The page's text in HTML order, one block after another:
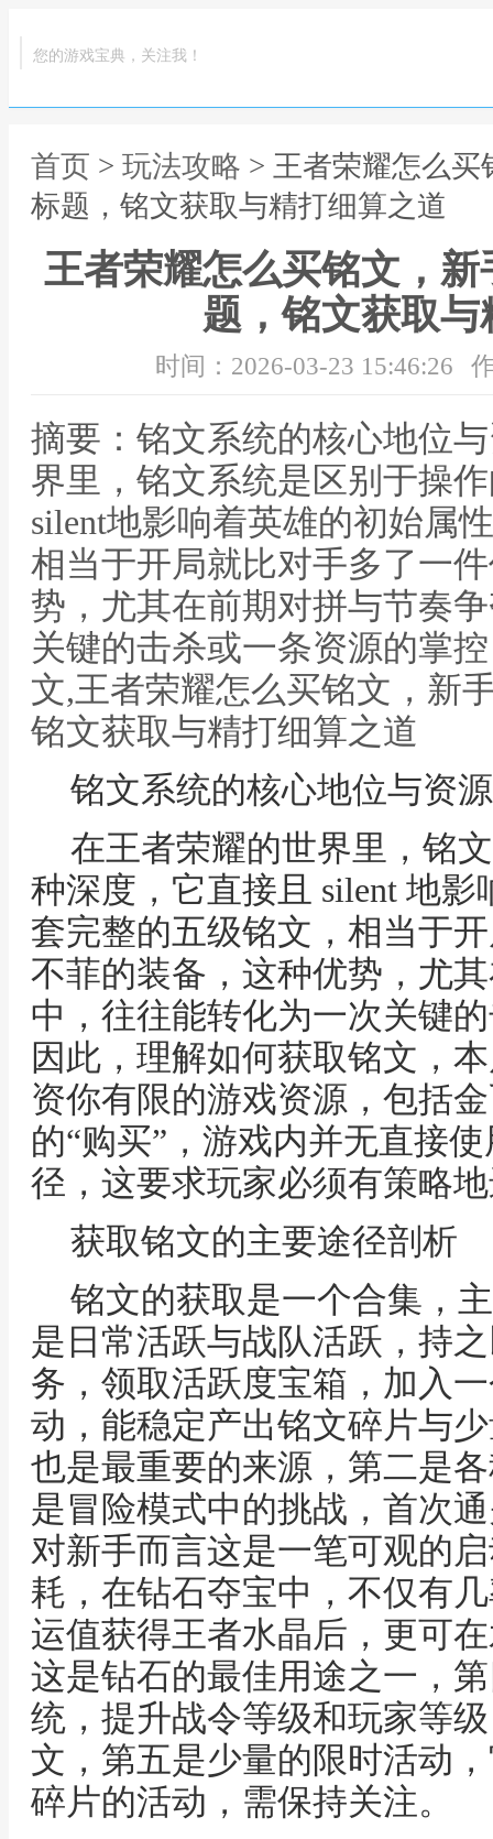
您的游戏宝典，关注我！
首页 > 玩法攻略 > 王者荣耀怎么
标题，铭文获取与精打细算之道
王者荣耀怎么买铭文，
题，铭文获取
时间：2026-03-23 15:46:26
摘要：铭文系统的核心地位
界里，铭文系统是区别于操
silent地影响着英雄的初始属
相当于开局就比对手多了一
势，尤其在前期对拼与节奏
关键的击杀或一条资源的掌
文,王者荣耀怎么买铭文，新
铭文获取与精打细算之道
铭文系统的核心地位与资
在王者荣耀的世界里，铭
种深度，它直接且 silent 地
套完整的五级铭文，相当于
不菲的装备，这种优势，尤
中，往往能转化为一次关键
因此，理解如何获取铭文，
资你有限的游戏资源，包括
的“购买”，游戏内并无直接
径，这要求玩家必须有策略
获取铭文的主要途径剖析
铭文的获取是一个合集，
是日常活跃与战队活跃，持
务，领取活跃度宝箱，加入
动，能稳定产出铭文碎片与
也是最重要的来源，第二是
是冒险模式中的挑战，首次
对新手而言这是一笔可观的
耗，在钻石夺宝中，不仅有
运值获得王者水晶后，更可
这是钻石的最佳用途之一，
统，提升战令等级和玩家等
文，第五是少量的限时活动
碎片的活动，需保持关注。